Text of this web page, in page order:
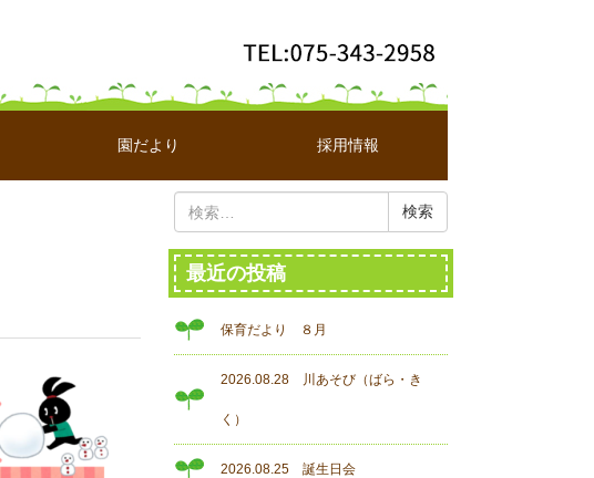
園だより 採用情報
最近の投稿
保育だより ８月
2026.08.28 川あそび（ばら・き
く）
2026.08.25 誕生日会